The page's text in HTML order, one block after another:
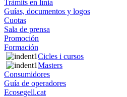
Tràmits en línia
Guías, documentos y logos
Cuotas
Sala de prensa
Promoción
Formación
Cicles i cursos
Masters
Consumidores
Guía de operadores
Ecosegell.cat